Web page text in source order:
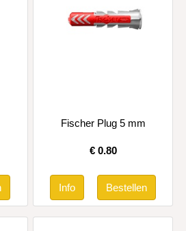
Fischer Plug 5 mm
€ 0.80